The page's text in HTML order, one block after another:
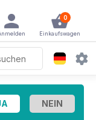
0
Einkaufswagen